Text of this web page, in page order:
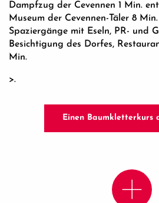
Dampfzug der Cevennen 1 Min.
Museum der Cevennen-Täler 8
Spaziergänge mit Eseln, PR- und
Besichtigung des Dorfes,
Min.
>.
Einen Baumkletterkurs